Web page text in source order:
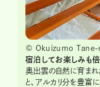
© Okuizumo
宿泊してお楽しみも
奥出雲の自然に育ま
と、アルカリ分を豊富